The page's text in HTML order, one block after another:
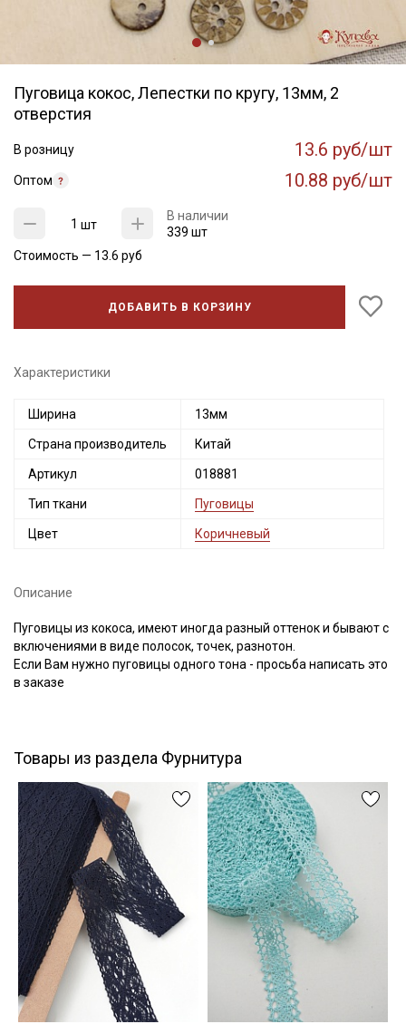
Пуговица кокос, Лепестки по кругу, 13мм, 2
отверстия
В розницу 13.6 руб/шт
Оптом 10.88 руб/шт
шт
В наличии
339 шт
Стоимость — 13.6 руб
ДОБАВИТЬ В КОРЗИНУ
Характеристики
Ширина 13мм
Страна производитель Китай
Артикул 018881
Тип ткани Пуговицы
Цвет Коричневый
Описание
Пуговицы из кокоса, имеют иногда разный оттенок и бывают с
включениями в виде полосок, точек, разнотон.
Если Вам нужно пуговицы одного тона - просьба написать это
в заказе
Товары из раздела Фурнитура
Мы публикуем здесь дополнительные
промокоды и скидки до 30% на узкие
категории тканей
Ознакомлен(а) сПолитикой обработки персональных
данных
данных